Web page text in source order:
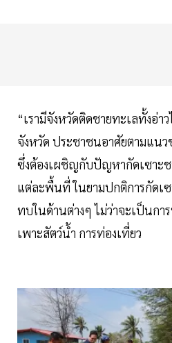
“เรามีจังหวัดติดชายทะเลทั้งอ่
จังหวัด ประชาชนอาศัยตามแนว
ซึ่งต้องเผชิญกับปัญหากัดเซาะ
แต่ละพื้นที่ ในยามปกติการกัดเ
ทบในด้านต่างๆ ไม่ว่าจะเป็นกา
เพาะสัตว์น้ำ การท่องเที่ยว